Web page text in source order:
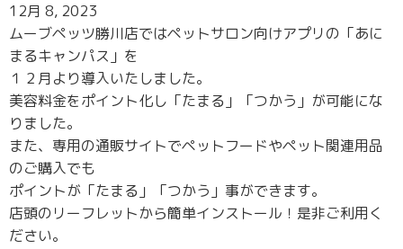
12月 8, 2023
ムーブペッツ勝川店ではペットサロン向けアプリの「あに
まるキャンパス」を
１２月より導入いたしました。
美容料金をポイント化し「たまる」「つかう」が可能にな
りました。
また、専用の通販サイトでペットフードやペット関連用品
のご購入でも
ポイントが「たまる」「つかう」事ができます。
店頭のリーフレットから簡単インストール！是非ご利用く
ださい。